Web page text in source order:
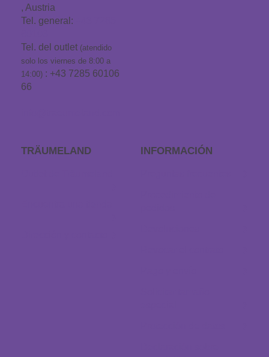
, Austria
Tel. general:
Tel. del outlet (atendido
solo los viernes de 8:00 a
14:00) : +43 7285 60106
66
TRÄUMELAND INFORMACIÓN